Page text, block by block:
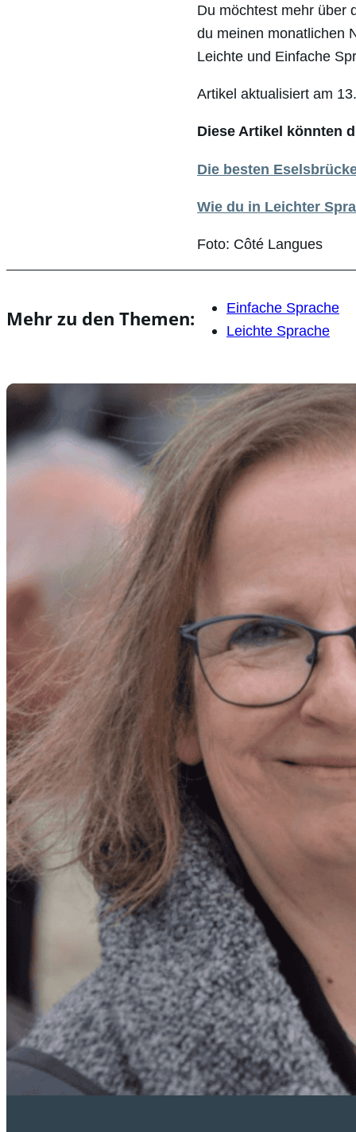
Du möchtest mehr über
du meinen monatlichen
Leichte und Einfache
Artikel aktualisiert am
Diese Artikel könnten
Die besten
Wie du in Leichter
Foto: Côté Langues
Mehr zu den Themen:
Einfache Sprache
Leichte Sprache